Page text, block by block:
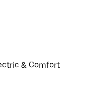
& Comfort